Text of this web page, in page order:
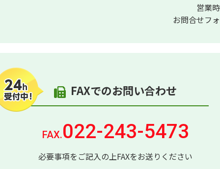
営業
お問合せフ
FAXでのお問い合わせ
FAX.022-243-5473
必要事項をご記入の上FAXをお送りください